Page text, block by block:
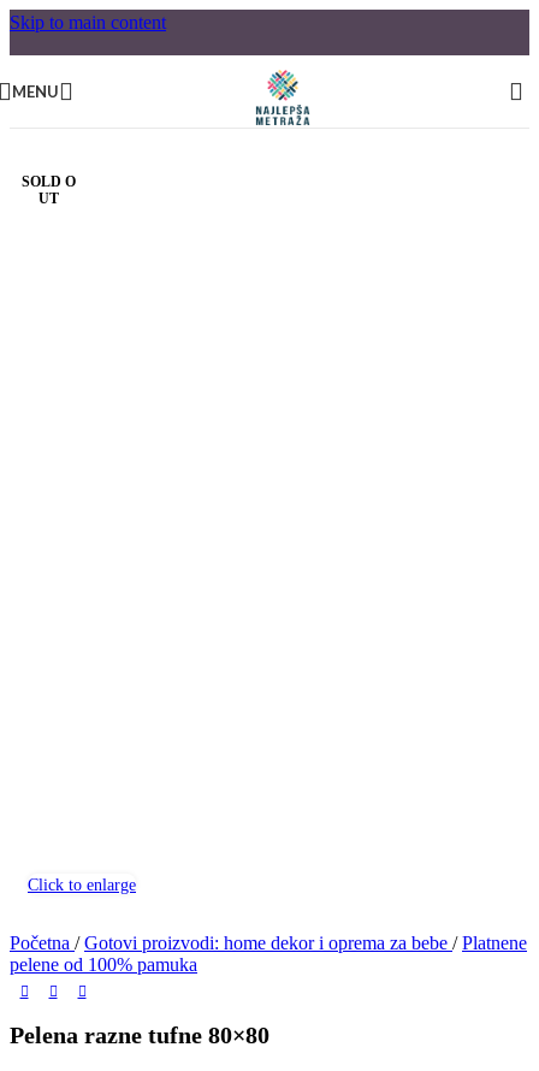
Skip to main content
MENU
SOLD O
UT
Click to enlarge
Početna / Gotovi proizvodi: home dekor i oprema za bebe / Platnene
pelene od 100% pamuka
Pelena razne tufne 80×80